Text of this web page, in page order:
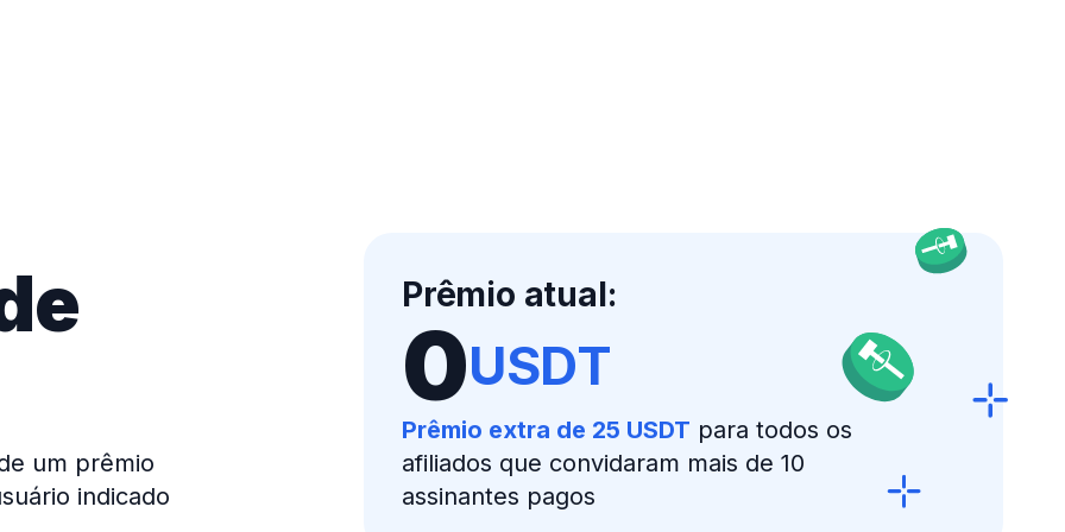
um prêmio
indicado
Prêmio atual:
0USDT
Prêmio extra de 25 USDT para todos os
afiliados que convidaram mais de 10
assinantes pagos